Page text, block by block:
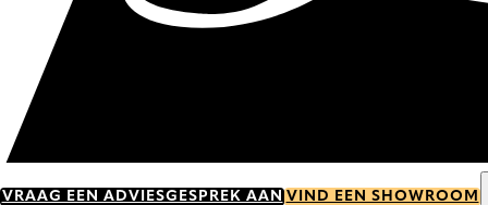
VRAAG EEN ADVIESGESPREK AAN VIND EEN SHOWROOM